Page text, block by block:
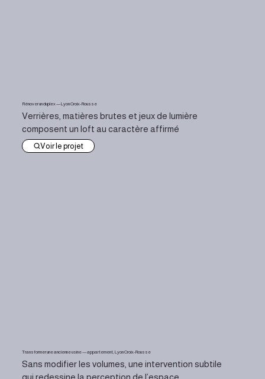
Rénover un duplex — Lyon Croix-Rousse
Verrières, matières brutes et jeux de lumière
composent un loft au caractère affirmé
Voir le projet
Transformer une ancienne usine — appartement, Lyon Croix-Rousse
Sans modifier les volumes, une intervention subtile